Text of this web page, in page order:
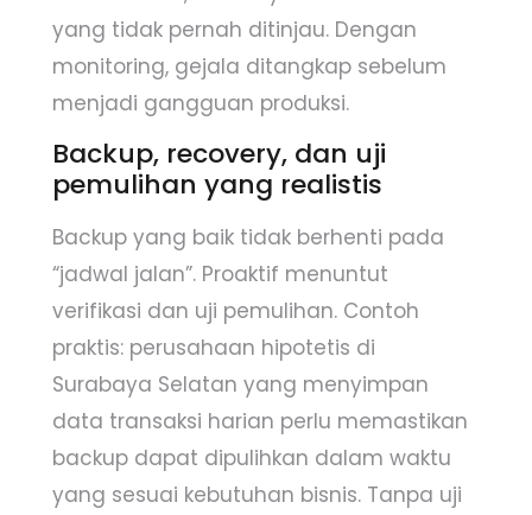
yang tidak pernah ditinjau. Dengan
monitoring, gejala ditangkap sebelum
menjadi gangguan produksi.
Backup, recovery, dan uji
pemulihan yang realistis
Backup yang baik tidak berhenti pada
“jadwal jalan”. Proaktif menuntut
verifikasi dan uji pemulihan. Contoh
praktis: perusahaan hipotetis di
Surabaya Selatan yang menyimpan
data transaksi harian perlu memastikan
backup dapat dipulihkan dalam waktu
yang sesuai kebutuhan bisnis. Tanpa uji